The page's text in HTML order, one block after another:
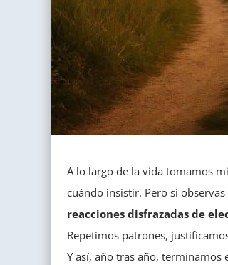
A lo largo de la vida tomamos
cuándo insistir. Pero si
reacciones disfrazadas de
Repetimos patrones,
Y así, año tras año, terminamos